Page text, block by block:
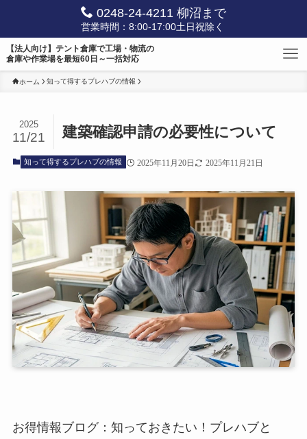
0248-24-4211 柳沼まで
営業時間：8:00-17:00土日祝除く
【法人向け】テント倉庫で工場・物流の
倉庫や作業場を最短60日～一括対応
ホーム 知って得するプレハブの情報
建築確認申請の必要性について
2025
11/21
知って得するプレハブの情報 2025年11月20日 2025年11月21日
お得情報ブログ：知っておきたい！プレハブと